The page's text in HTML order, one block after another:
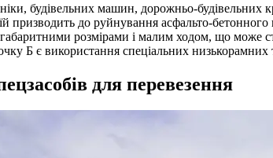
будівельних машин, дорожньо-
призводить до руйнування асфальто-
габаритними розмірами і малим ходом, що
Б є використання спеціальних низькорамних
для перевезення